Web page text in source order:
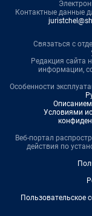
Контактные данные
Связаться с
Редакция сайта
информации,
Особенности
Условиями
Веб-портал
действия по
Пользовательское